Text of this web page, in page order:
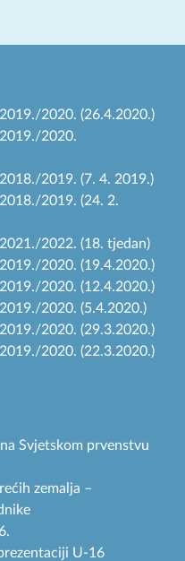
2020. (26.4.2020.)
2020.
2019. (7. 4. 2019.)
2019. (24. 2.
2022. (18. tjedan)
2020. (19.4.2020.)
2020. (12.4.2020.)
2020. (5.4.2020.)
2020. (29.3.2020.)
2020. (22.3.2020.)
Svjetskom prvenstvu
zemalja –
U-16